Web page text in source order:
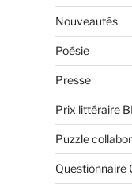
Nouveautés
Poésie
Presse
Prix littéraire
Puzzle
Questionnaire